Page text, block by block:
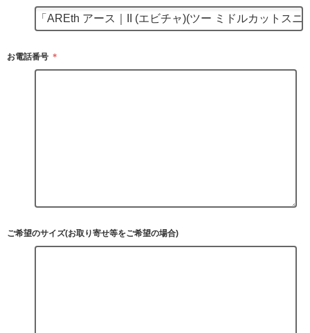
お電話番号 ＊
ご希望のサイズ(お取り寄せ等をご希望の場合)